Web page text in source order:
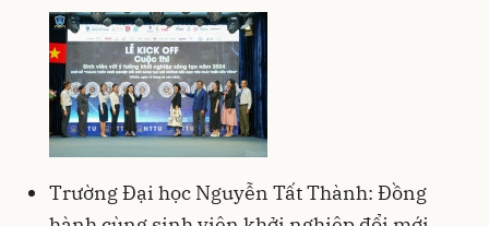
Trường Đại học Nguyễn Tất Thành: Đồng